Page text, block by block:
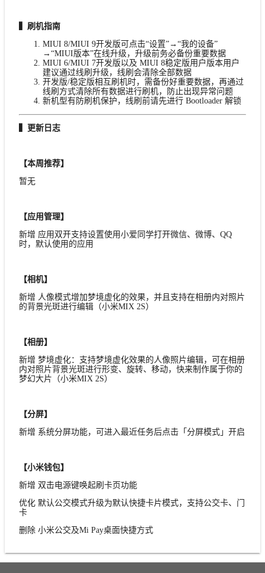
▍刷机指南
MIUI 8/MIUI 9开发版可点击“设置”→“我的设备”
→“MIUI版本”在线升级，升级前务必备份重要数据
MIUI 6/MIUI 7开发版以及 MIUI 8稳定版用户版本用户
建议通过线刷升级，线刷会清除全部数据
开发版/稳定版相互刷机时，需备份好重要数据，再通过
线刷方式清除所有数据进行刷机，防止出现异常问题
新机型有防刷机保护，线刷前请先进行 Bootloader 解锁
▍更新日志
【本周推荐】
暂无
【应用管理】
新增 应用双开支持设置使用小爱同学打开微信、微博、QQ
时，默认使用的应用
【相机】
新增 人像模式增加梦境虚化的效果，并且支持在相册内对照片
的背景光斑进行编辑（小米MIX 2S）
【相册】
新增 梦境虚化：支持梦境虚化效果的人像照片编辑，可在相册
内对照片背景光斑进行形变、旋转、移动，快来制作属于你的
梦幻大片（小米MIX 2S）
【分屏】
新增 系统分屏功能，可进入最近任务后点击「分屏模式」开启
【小米钱包】
新增 双击电源键唤起刷卡页功能
优化 默认公交模式升级为默认快捷卡片模式，支持公交卡、门
卡
删除 小米公交及Mi Pay桌面快捷方式